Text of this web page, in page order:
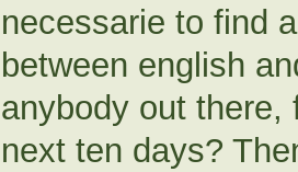
necessarie to find
between english
anybody out there,
next ten days?